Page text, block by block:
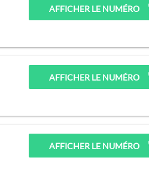
AFFICHER LE NUMÉRO
AFFICHER LE NUMÉRO
AFFICHER LE NUMÉRO